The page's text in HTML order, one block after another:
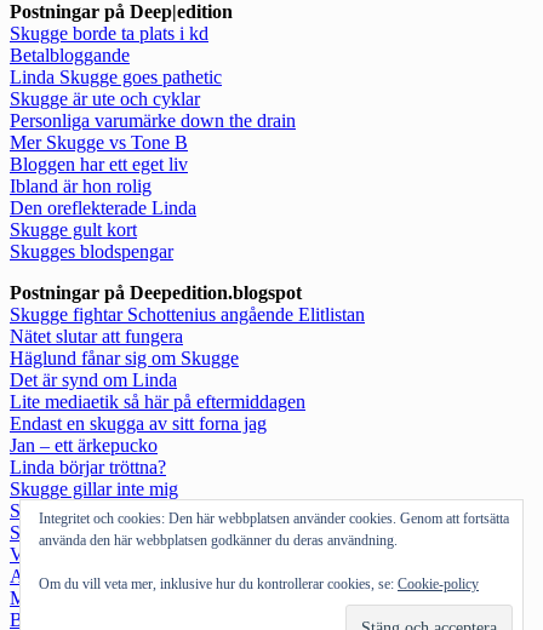
Postningar på Deep|edition
Skugge borde ta plats i kd
Betalbloggande
Linda Skugge goes pathetic
Skugge är ute och cyklar
Personliga varumärke down the drain
Mer Skugge vs Tone B
Bloggen har ett eget liv
Ibland är hon rolig
Den oreflekterade Linda
Skugge gult kort
Skugges blodspengar
Postningar på Deepedition.blogspot
Skugge fightar Schottenius angående Elitlistan
Nätet slutar att fungera
Häglund fånar sig om Skugge
Det är synd om Linda
Lite mediaetik så här på eftermiddagen
Endast en skugga av sitt forna jag
Jan – ett ärkepucko
Linda börjar tröttna?
Skugge gillar inte mig
Skugge har gått för långt
Sex och Skugge
Vink vink till mediabloggarna
Att vinna valet
Men härregud!
Bloggportalen upprör
Integritet och cookies: Den här webbplatsen använder cookies. Genom att fortsätta
använda den här webbplatsen godkänner du deras användning.
Om du vill veta mer, inklusive hur du kontrollerar cookies, se: Cookie-policy